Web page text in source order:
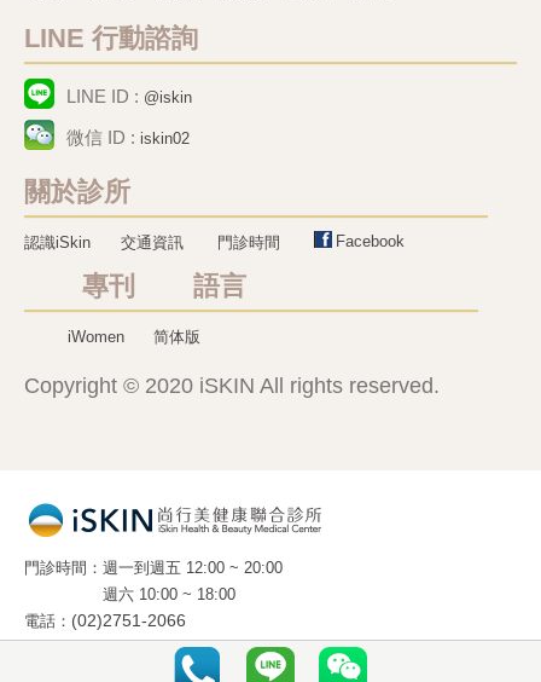
LINE 行動諮詢
LINE ID : @iskin
微信 ID : iskin02
關於診所
認識iSkin 交通資訊 門診時間 Facebook
專刊 語言
iWomen 简体版
Copyright © 2020 iSKIN All rights reserved.
門診時間
週一到週五 12:00 ~ 20:00
週六 10:00 ~ 18:00
電話
(02)2751-2066
地址
10663 台北市光復南路 288 號 2 樓 之 5
(國父紀念館旁 . 麥當勞樓上)